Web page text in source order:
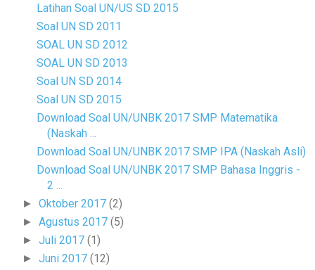
Latihan Soal UN/US SD 2015
Soal UN SD 2011
SOAL UN SD 2012
SOAL UN SD 2013
Soal UN SD 2014
Soal UN SD 2015
Download Soal UN/UNBK 2017 SMP Matematika
(Naskah ...
Download Soal UN/UNBK 2017 SMP IPA (Naskah Asli)
Download Soal UN/UNBK 2017 SMP Bahasa Inggris -
2 ...
►Oktober 2017(2)
►Agustus 2017(5)
►Juli 2017(1)
►Juni 2017(12)